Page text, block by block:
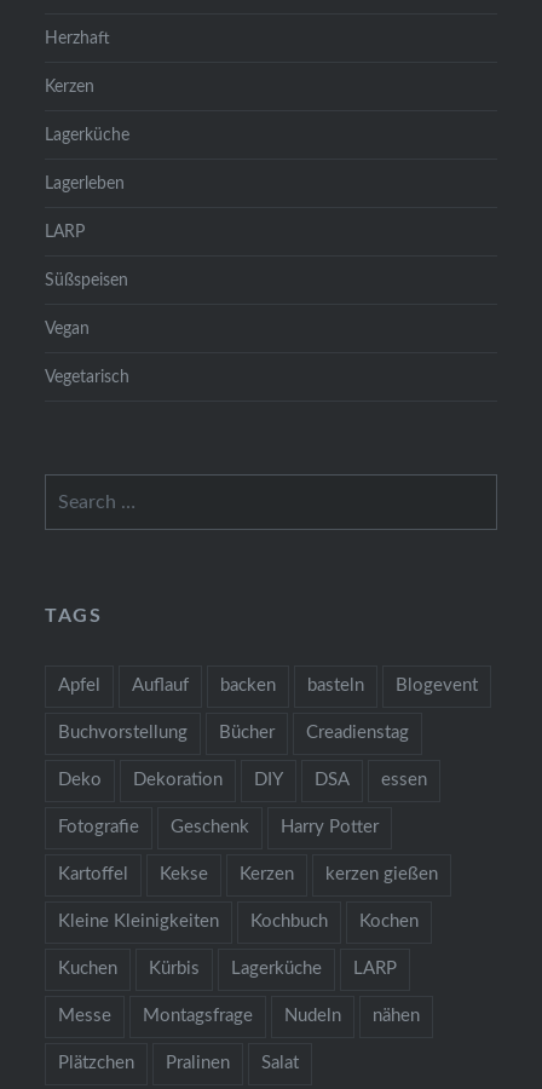
Herzhaft
Kerzen
Lagerküche
Lagerleben
LARP
Süßspeisen
Vegan
Vegetarisch
TAGS
Apfel Auflauf backen basteln Blogevent
Buchvorstellung Bücher Creadienstag
Deko Dekoration DIY DSA essen
Fotografie Geschenk Harry Potter
Kartoffel Kekse Kerzen kerzen gießen
Kleine Kleinigkeiten Kochbuch Kochen
Kuchen Kürbis Lagerküche LARP
Messe Montagsfrage Nudeln nähen
Plätzchen Pralinen Salat